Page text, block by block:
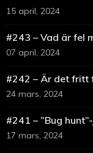
15 april, 2024
#243 – Vad är fel
07 april, 2024
#242 – Är det fritt
24 mars, 2024
#241 – ”Bug
17 mars, 2024